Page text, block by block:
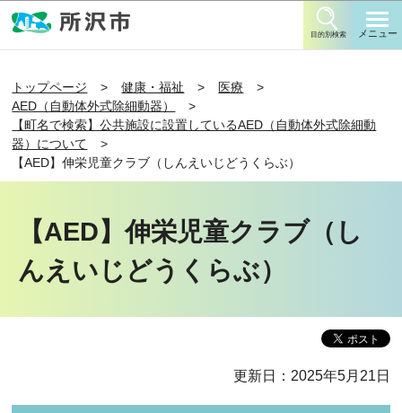
目的別検索 メニュー
トップページ 健康・福祉
医療
AED（自動体外式除細動器）
【町名で検索】公共施設に設置しているAED（自動体外式除細動
器）について
【AED】伸栄児童クラブ（しんえいじどうくらぶ）
【AED】伸栄児童クラブ（し
んえいじどうくらぶ）
更新日：2025年5月21日